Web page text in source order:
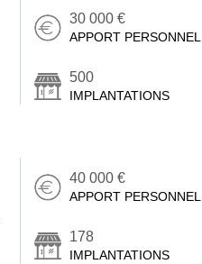
30 000 €
APPORT PERSONNEL
500
IMPLANTATIONS
40 000 €
APPORT PERSONNEL
178
IMPLANTATIONS